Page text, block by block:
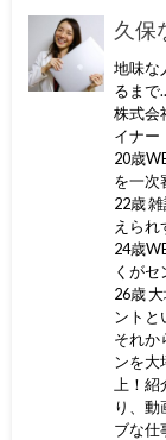
久保
地味な
るまで
株式会
イナー
20歳
を一次
22歳
えられ
24歳
くが
26歳
ントと
それか
ンを大
上！
り、動
ブな仕